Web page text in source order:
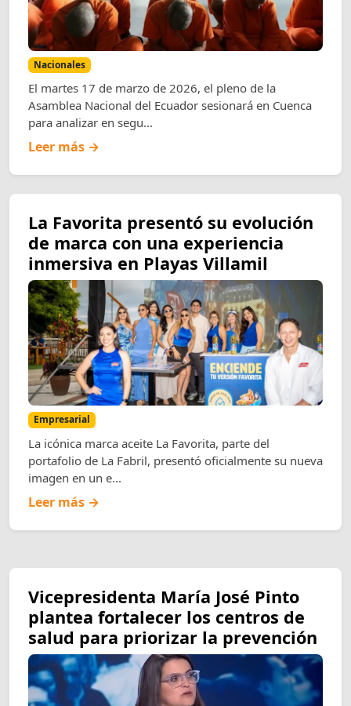
Nacionales
El martes 17 de marzo de 2026, el pleno de la
Asamblea Nacional del Ecuador sesionará en Cuenca
para analizar en segu...
Leer más →
La Favorita presentó su evolución
de marca con una experiencia
inmersiva en Playas Villamil
Empresarial
La icónica marca aceite La Favorita, parte del
portafolio de La Fabril, presentó oficialmente su nueva
imagen en un e...
Leer más →
Vicepresidenta María José Pinto
plantea fortalecer los centros de
salud para priorizar la prevención